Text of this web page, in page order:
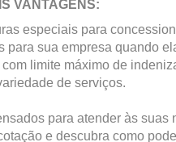
VANTAGENS:
especiais para
para sua empresa quando
limite máximo de
de serviços.
para atender às suas
e descubra como